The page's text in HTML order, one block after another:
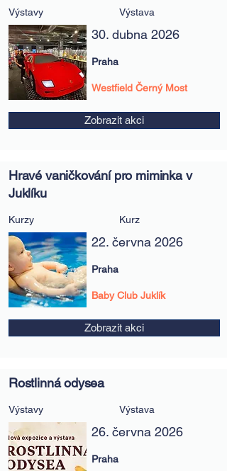
Výstavy Výstava
30. dubna 2026
Praha
Westfield Černý Most
Zobrazit akci
Hravé vaničkování pro miminka v
Juklíku
Kurzy Kurz
22. června 2026
Praha
Baby Club Juklík
Zobrazit akci
Rostlinná odysea
Výstavy Výstava
26. června 2026
Praha